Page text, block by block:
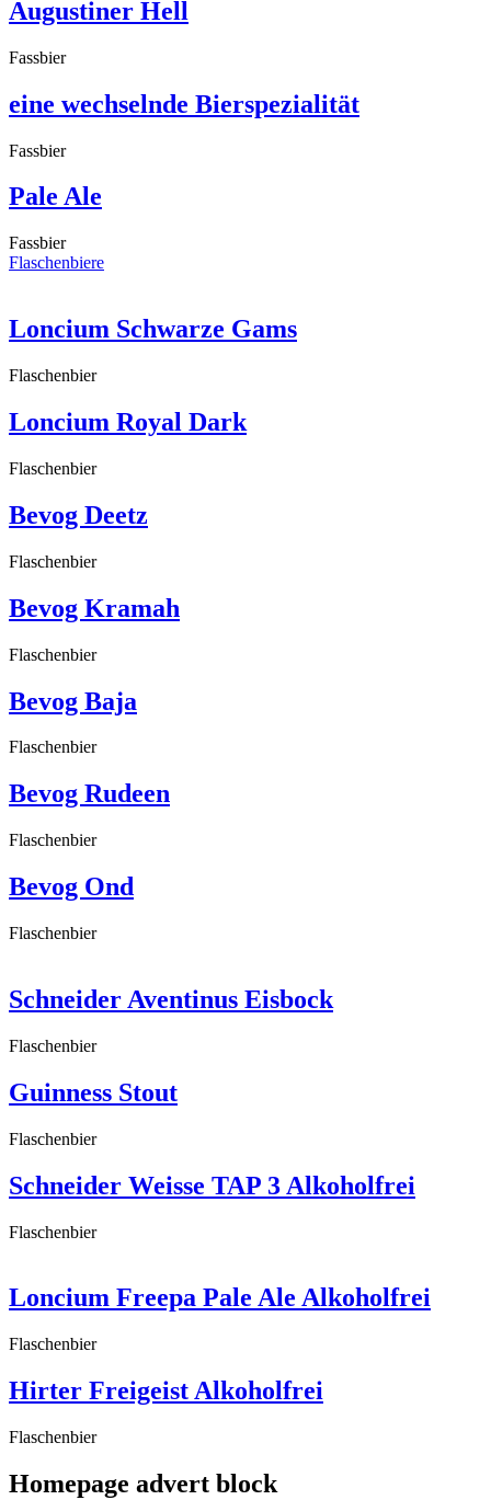
Augustiner Hell
Fassbier
eine wechselnde Bierspezialität
Fassbier
Pale Ale
Fassbier
Flaschenbiere
Loncium Schwarze Gams
Flaschenbier
Loncium Royal Dark
Flaschenbier
Bevog Deetz
Flaschenbier
Bevog Kramah
Flaschenbier
Bevog Baja
Flaschenbier
Bevog Rudeen
Flaschenbier
Bevog Ond
Flaschenbier
Schneider Aventinus Eisbock
Flaschenbier
Guinness Stout
Flaschenbier
Schneider Weisse TAP 3 Alkoholfrei
Flaschenbier
Loncium Freepa Pale Ale Alkoholfrei
Flaschenbier
Hirter Freigeist Alkoholfrei
Flaschenbier
Homepage advert block